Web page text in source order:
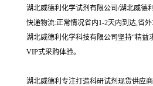
湖北威德利化学试剂有限公司/湖北威德
快递物流:正常情况省内1-2天内到达,省外
湖北威德利化学科技有限公司坚持“精益
VIP式采购体验。
湖北威德利专注打造科研试剂现货供应